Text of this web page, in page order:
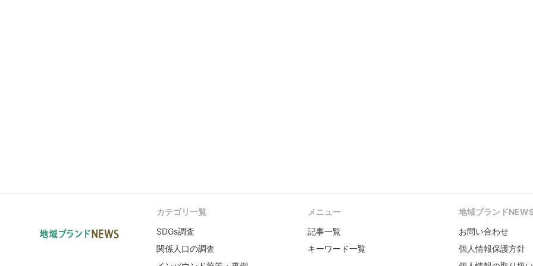
カテゴリ一覧
SDGs調査
関係人口の調査
メニュー
記事一覧
キーワード一覧
地域ブランド
お問い合わせ
個人情報保護方針